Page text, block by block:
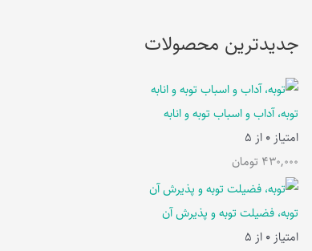
جدیدترین محصولات
توبه، آداب و اسباب توبه و انابه
امتیاز 0 از 5
430,000 تومان
توبه، فضیلت توبه و پذیرش آن
امتیاز 0 از 5